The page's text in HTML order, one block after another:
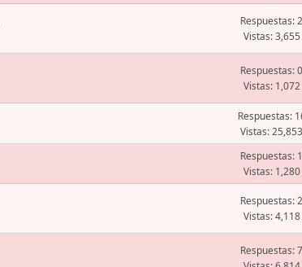
Respuestas: 2
Vistas: 3,655
Respuestas: 0
Vistas: 1,072
Respuestas:
Vistas: 25,853
Respuestas: 1
Vistas: 1,280
Respuestas: 2
Vistas: 4,118
Respuestas: 7